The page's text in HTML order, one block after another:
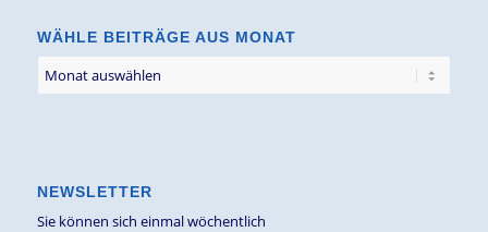
WÄHLE BEITRÄGE AUS MONAT
NEWSLETTER
Sie können sich einmal wöchentlich